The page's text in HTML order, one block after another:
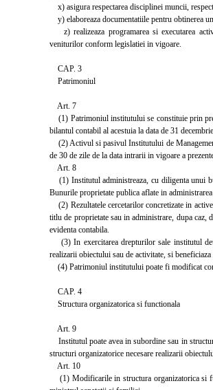
x) asigura respectarea disciplinei muncii,
y) elaboreaza documentatiile pentru obtinerea
z) realizeaza programarea si executarea
veniturilor conform legislatiei in vigoare.
CAP. 3
Patrimoniul
Art. 7
(1) Patrimoniul institutului se constituie prin
bilantul contabil al acestuia la data de 31
(2) Activul si pasivul Institutului de
de 30 de zile de la data intrarii in vigoare a
Art. 8
(1) Institutul administreaza, cu diligenta unui
Bunurile proprietate publica aflate in
(2) Rezultatele cercetarilor concretizate in
titlu de proprietate sau in administrare, dupa caz,
evidenta contabila.
(3) In exercitarea drepturilor sale institutul
realizarii obiectului sau de activitate, si
(4) Patrimoniul institutului poate fi modificat
CAP. 4
Structura organizatorica si functionala
Art. 9
Institutul poate avea in subordine sau in
structuri organizatorice necesare realizarii
Art. 10
(1) Modificarile in structura organizatorica si